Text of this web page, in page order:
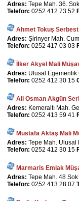
Adres: Tepe Mah. 36.
Telefon: 0252 412 73 52
Ahmet Tokuş
Adres: Şirinyer Mah.
Telefon: 0252 417 03 03
İlker Akyel Mali
Adres: Ulusal Egemenlik
Telefon: 0252 412 30 15
Ali Osman Akgün
Adres: Kemeraltı Mah.
Telefon: 0252 413 59 41
Mustafa Aktaş Mali
Adres: Tepe Mah.
Telefon: 0252 412 30 15
Marmaris Emlak
Adres: Tepe Mah. 48
Telefon: 0252 413 28 07